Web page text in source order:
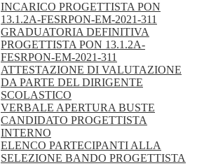
INCARICO PROGETTISTA PON
13.1.2A-FESRPON-EM-2021-311
GRADUATORIA DEFINITIVA
PROGETTISTA PON 13.1.2A-
FESRPON-EM-2021-311
ATTESTAZIONE DI VALUTAZIONE
DA PARTE DEL DIRIGENTE
SCOLASTICO
VERBALE APERTURA BUSTE
CANDIDATO PROGETTISTA
INTERNO
ELENCO PARTECIPANTI ALLA
SELEZIONE BANDO PROGETTISTA